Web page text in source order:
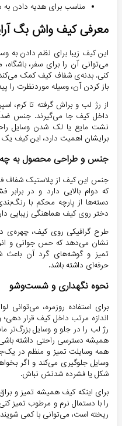
مناسب برای هدیه دادن به
معرفی کیف واش بگ
این کیف زیبا برای نظم دادن به
می‌توانی آن را برای سفر،
کنی. بدنه‌ی شفاف کیف کمک می‌کند
باز کردن آن، وسیله موردنظرت را
از رژ لب و براش گرفته تا کرم،
داخل کیف جا می‌گیرند. جنس
نشت مایع یا لک شدن وسایل
برایشان اهمیت دارد، این کیف
جنس و طراحی محصول به
جنس این کیف از پلاستیک شفاف
که دوام بالایی دارد و در
دسته‌ها از پارچه محکم با
دختر روی کیف هماهنگی زیبایی
طرح گرافیکی روی کیف، چهره‌ی
نشان می‌دهد که حس جوانی و
تمیز و گوشه‌های گرد آن
حرفه‌ای داشته باشد.
نحوه نگهداری و شست‌وشو
برای استفاده روزمره، می‌توانی
اندازه مرتب داخل کیف قرار
رژ لب را در جلو و وسایل بزرگ‌تر
همیشه دسترسی راحتی داشته
همه وسایلت تمیز و منظم در
وسایل جلوگیری می‌کند و اگر
شکل یا فشرده شدنش نباش.
برای اینکه کیف همیشه تمیز و
را با دستمال نرم و مرطوب تمیز
ریخته است، می‌توانی با کمی